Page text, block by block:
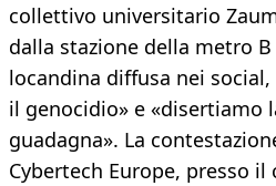
collettivo universitario
dalla stazione della metro
locandina diffusa nei social,
il genocidio» e «disertiamo
guadagna». La
Cybertech Europe, presso il